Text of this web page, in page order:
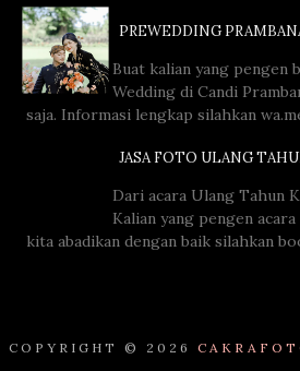
PREWEDDING
Buat kalian yang pengen
Wedding di Candi
saja. Informasi lengkap silahkan
JASA FOTO ULANG
Dari acara Ulang Tahun
Kalian yang pengen
kita abadikan dengan baik silahkan
COPYRIGHT © 2026